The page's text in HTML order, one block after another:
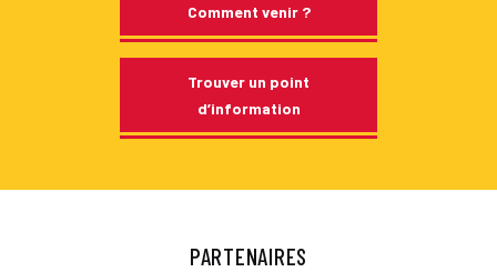
Comment venir ?
Trouver un point
d’information
PARTENAIRES